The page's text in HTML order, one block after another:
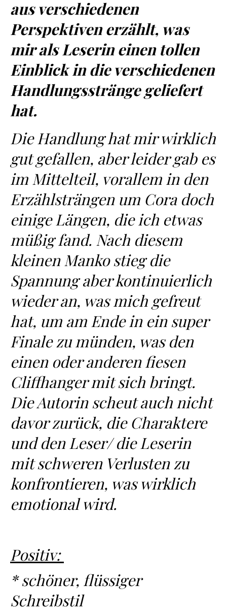
aus verschiedenen
Perspektiven erzählt, was
mir als Leserin einen tollen
Einblick in die verschiedenen
Handlungsstränge geliefert
hat.
Die Handlung hat mir wirklich
gut gefallen, aber leider gab es
im Mittelteil, vorallem in den
Erzählsträngen um Cora doch
einige Längen, die ich etwas
müßig fand. Nach diesem
kleinen Manko stieg die
Spannung aber kontinuierlich
wieder an, was mich gefreut
hat, um am Ende in ein super
Finale zu münden, was den
einen oder anderen fiesen
Cliffhanger mit sich bringt.
Die Autorin scheut auch nicht
davor zurück, die Charaktere
und den Leser/ die Leserin
mit schweren Verlusten zu
konfrontieren, was wirklich
emotional wird.
Positiv:
* schöner, flüssiger
Schreibstil